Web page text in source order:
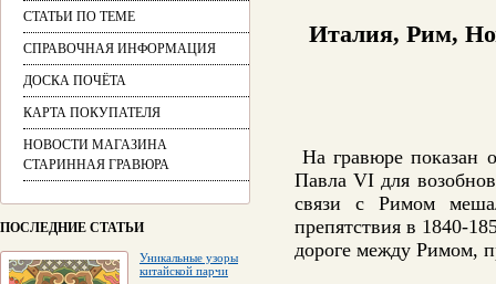
СТАТЬИ ПО ТЕМЕ
СПРАВОЧНАЯ ИНФОРМАЦИЯ
ДОСКА ПОЧЁТА
КАРТА ПОКУПАТЕЛЯ
НОВОСТИ МАГАЗИНА
СТАРИННАЯ ГРАВЮРА
ПОСЛЕДНИЕ СТАТЬИ
Уникальные узоры
китайской парчи
Италия, Рим,
На гравюре показан
Павла VI для
связи с Римом
препятствия в 1840-
дороге между Римом,